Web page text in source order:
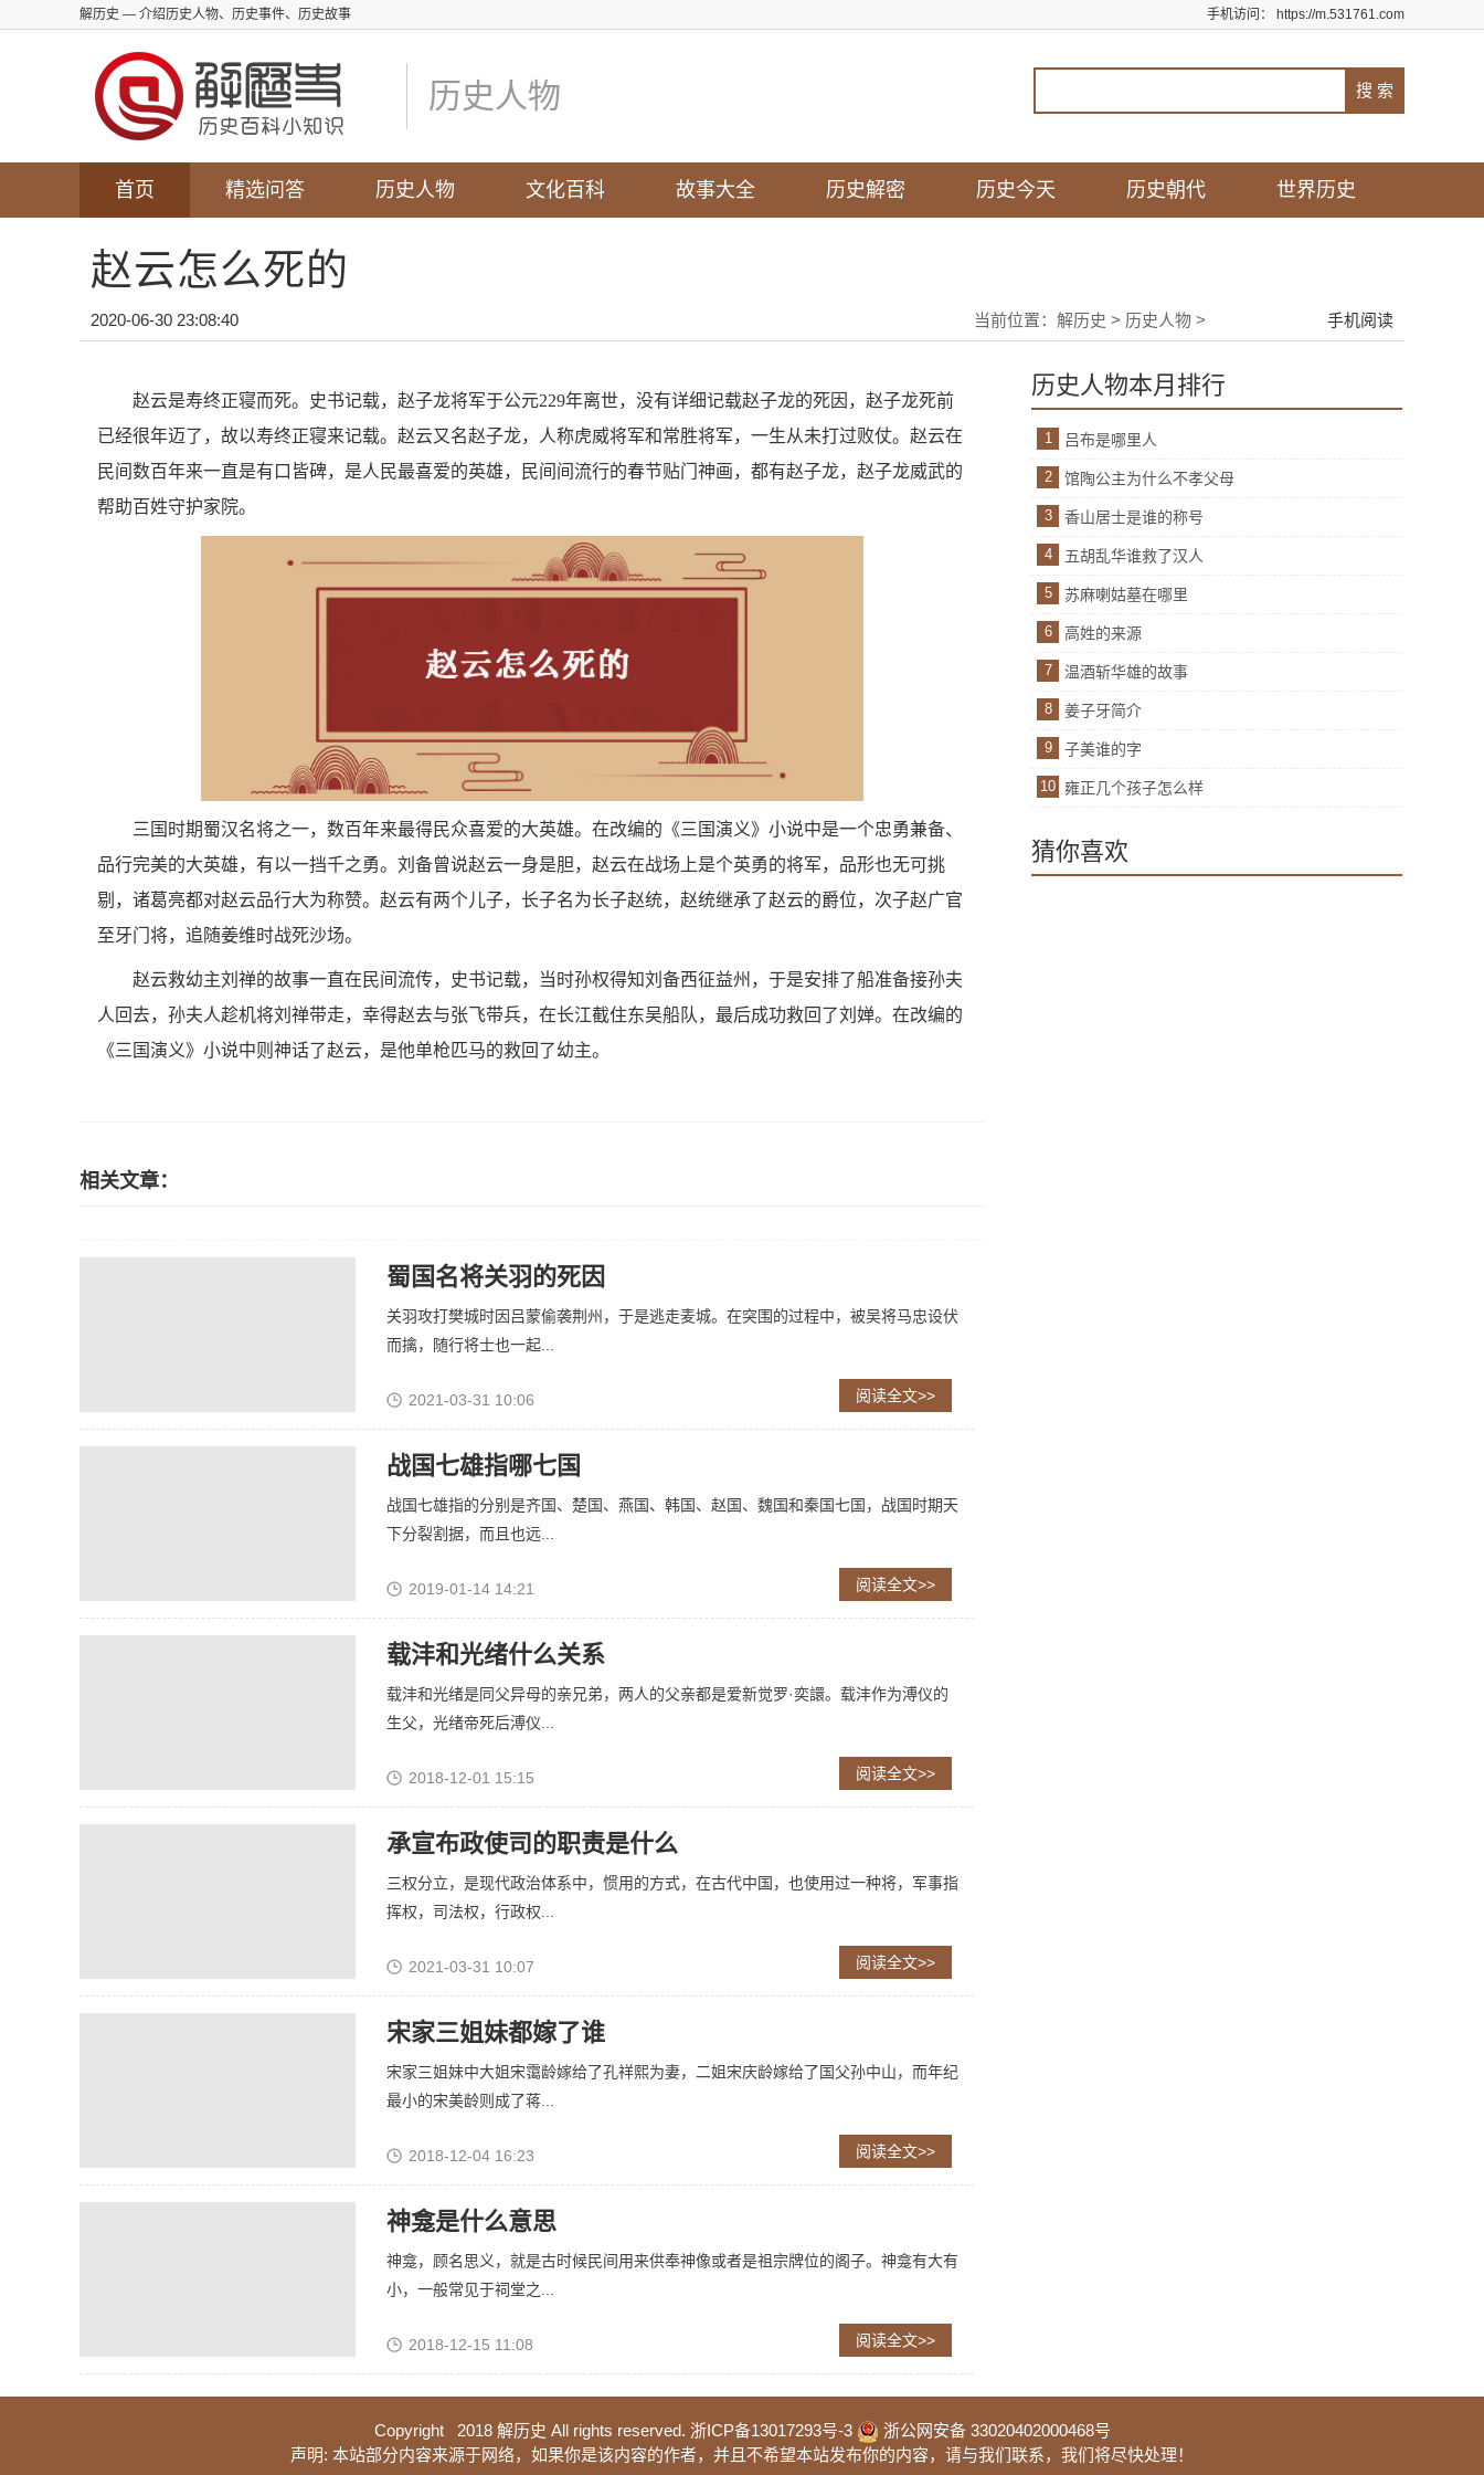
解历史 — 介绍历史人物、历史事件、历史故事 手机访问： https://m.531761.com
历史人物
首页 精选问答 历史人物 文化百科 故事大全 历史解密 历史今天 历史朝代 世界历史
赵云怎么死的
2020-06-30 23:08:40 当前位置： 解历史 > 历史人物 > 手机阅读
赵云是寿终正寝而死。史书记载，赵子龙将军于公元229年离世，没有详细记载赵子龙的死因，赵子龙死前
已经很年迈了，故以寿终正寝来记载。赵云又名赵子龙，人称虎威将军和常胜将军，一生从未打过败仗。赵云在
民间数百年来一直是有口皆碑，是人民最喜爱的英雄，民间间流行的春节贴门神画，都有赵子龙，赵子龙威武的
帮助百姓守护家院。
三国时期蜀汉名将之一，数百年来最得民众喜爱的大英雄。在改编的《三国演义》小说中是一个忠勇兼备、
品行完美的大英雄，有以一挡千之勇。刘备曾说赵云一身是胆，赵云在战场上是个英勇的将军，品形也无可挑
剔，诸葛亮都对赵云品行大为称赞。赵云有两个儿子，长子名为长子赵统，赵统继承了赵云的爵位，次子赵广官
至牙门将，追随姜维时战死沙场。
赵云救幼主刘禅的故事一直在民间流传，史书记载，当时孙权得知刘备西征益州，于是安排了船准备接孙夫
人回去，孙夫人趁机将刘禅带走，幸得赵去与张飞带兵，在长江截住东吴船队，最后成功救回了刘婵。在改编的
《三国演义》小说中则神话了赵云，是他单枪匹马的救回了幼主。
相关文章：
蜀国名将关羽的死因
关羽攻打樊城时因吕蒙偷袭荆州，于是逃走麦城。在突围的过程中，被吴将马忠设伏
而擒，随行将士也一起...
2021-03-31 10:06 阅读全文>>
战国七雄指哪七国
战国七雄指的分别是齐国、楚国、燕国、韩国、赵国、魏国和秦国七国，战国时期天
下分裂割据，而且也远...
2019-01-14 14:21 阅读全文>>
载沣和光绪什么关系
载沣和光绪是同父异母的亲兄弟，两人的父亲都是爱新觉罗·奕譞。载沣作为溥仪的
生父，光绪帝死后溥仪...
2018-12-01 15:15 阅读全文>>
承宣布政使司的职责是什么
三权分立，是现代政治体系中，惯用的方式，在古代中国，也使用过一种将，军事指
挥权，司法权，行政权...
2021-03-31 10:07 阅读全文>>
宋家三姐妹都嫁了谁
宋家三姐妹中大姐宋霭龄嫁给了孔祥熙为妻，二姐宋庆龄嫁给了国父孙中山，而年纪
最小的宋美龄则成了蒋...
2018-12-04 16:23 阅读全文>>
神龛是什么意思
神龛，顾名思义，就是古时候民间用来供奉神像或者是祖宗牌位的阁子。神龛有大有
小，一般常见于祠堂之...
2018-12-15 11:08 阅读全文>>
历史人物本月排行
1 吕布是哪里人
2 馆陶公主为什么不孝父母
3 香山居士是谁的称号
4 五胡乱华谁救了汉人
5 苏麻喇姑墓在哪里
6 高姓的来源
7 温酒斩华雄的故事
8 姜子牙简介
9 子美谁的字
10 雍正几个孩子怎么样
猜你喜欢
Copyright 2018 解历史 All rights reserved. 浙ICP备13017293号-3
浙公网安备 33020402000468号
声明: 本站部分内容来源于网络，如果你是该内容的作者，并且不希望本站发布你的内容，请与我们联系，我们将尽快处理！